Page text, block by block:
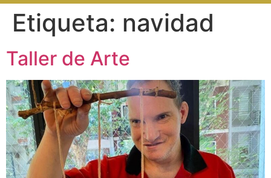
Etiqueta: navidad
Taller de Arte